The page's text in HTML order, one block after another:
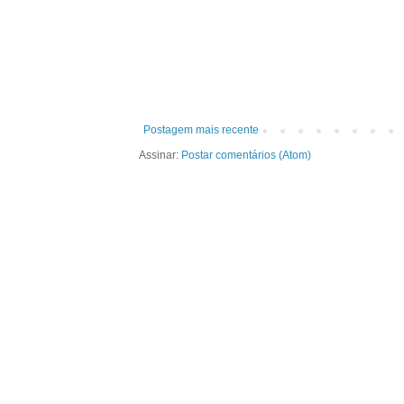
Postagem mais recente
Assinar: Postar comentários (Atom)